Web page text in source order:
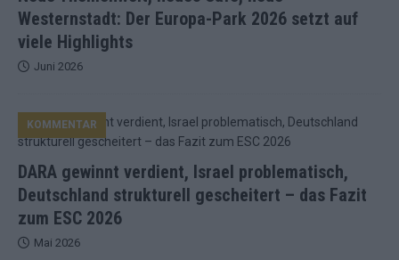
Westernstadt: Der Europa-Park 2026 setzt auf
viele Highlights
Juni 2026
DARA gewinnt verdient, Israel problematisch,
Deutschland strukturell gescheitert – das Fazit
zum ESC 2026
KOMMENTAR
Mai 2026